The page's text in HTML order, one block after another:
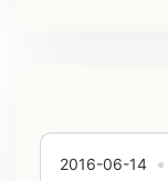
2016-06-14